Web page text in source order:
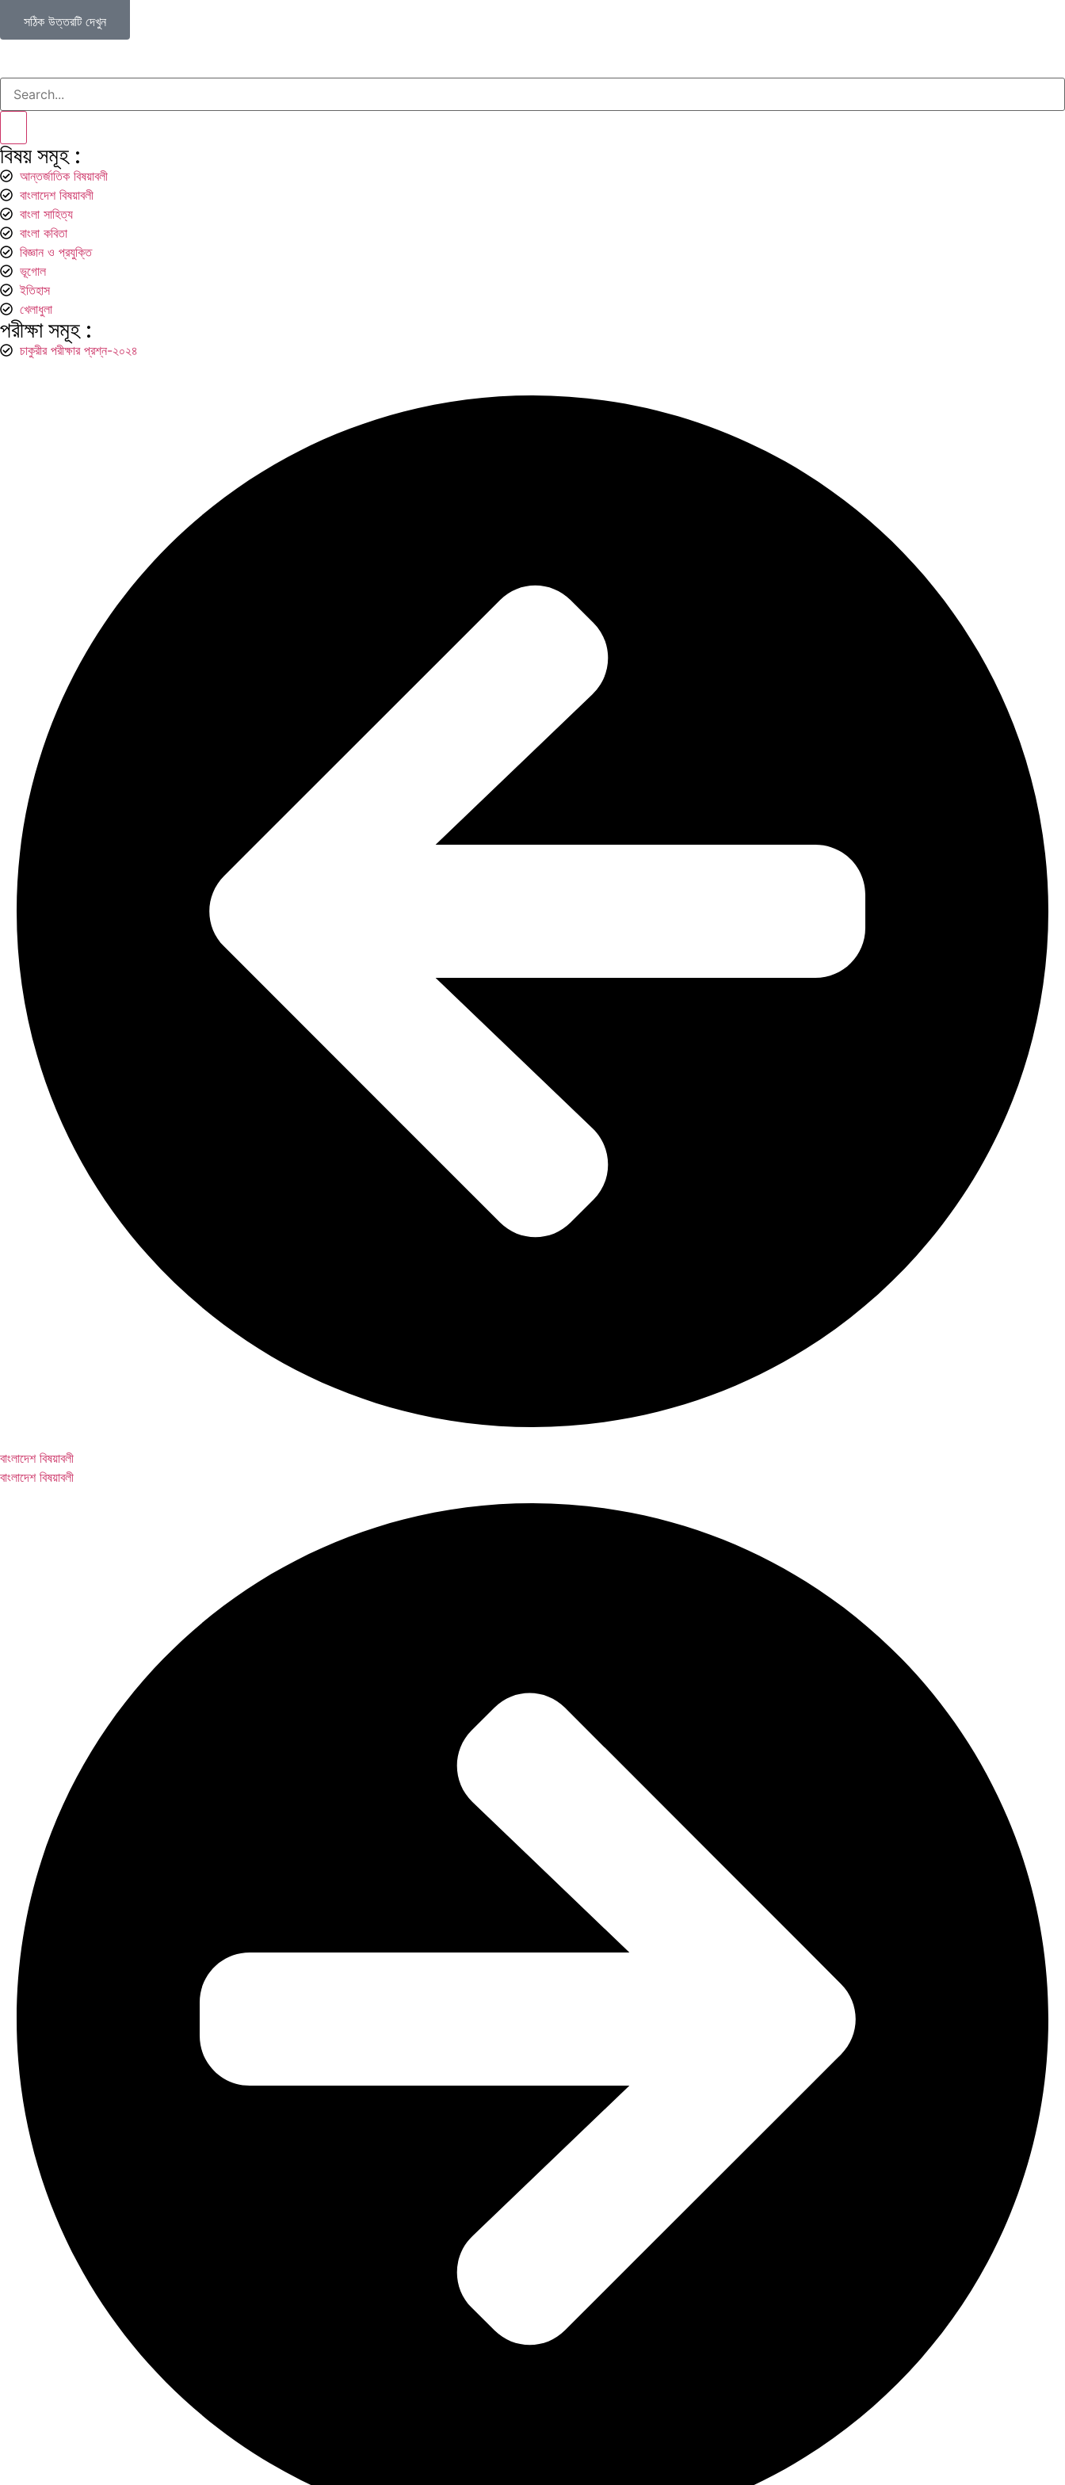
সঠিক উত্তরটি দেখুন
বিষয় সমূহ :
আন্তর্জাতিক বিষয়াবলী
বাংলাদেশ বিষয়াবলী
বাংলা সাহিত্য
বাংলা কবিতা
বিজ্ঞান ও প্রযুক্তি
ভূগোল
ইতিহাস
খেলাধুলা
পরীক্ষা সমূহ :
চাকুরীর পরীক্ষার প্রশ্ন-২০২৪
বাংলাদেশ বিষয়াবলী
বাংলাদেশ বিষয়াবলী